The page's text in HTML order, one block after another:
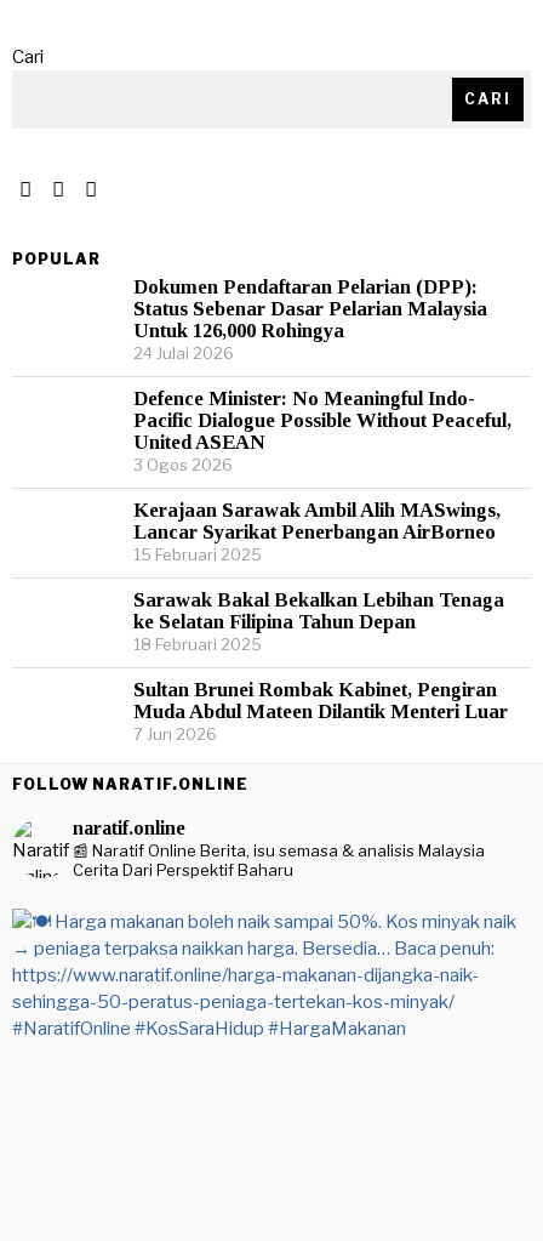
Cari
CARI
POPULAR
Dokumen Pendaftaran Pelarian (DPP):
Status Sebenar Dasar Pelarian Malaysia
Untuk 126,000 Rohingya
24 Julai 2026
Defence Minister: No Meaningful Indo-
Pacific Dialogue Possible Without Peaceful,
United ASEAN
3 Ogos 2026
Kerajaan Sarawak Ambil Alih MASwings,
Lancar Syarikat Penerbangan AirBorneo
15 Februari 2025
Sarawak Bakal Bekalkan Lebihan Tenaga
ke Selatan Filipina Tahun Depan
18 Februari 2025
Sultan Brunei Rombak Kabinet, Pengiran
Muda Abdul Mateen Dilantik Menteri Luar
7 Jun 2026
FOLLOW NARATIF.ONLINE
naratif.online
📰 Naratif Online Berita, isu semasa & analisis Malaysia
Cerita Dari Perspektif Baharu